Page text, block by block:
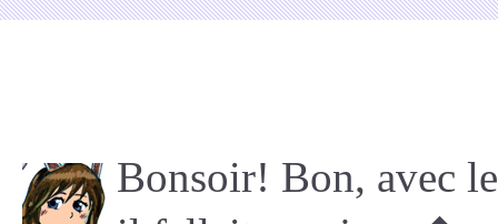
Bonsoir! Bon, avec